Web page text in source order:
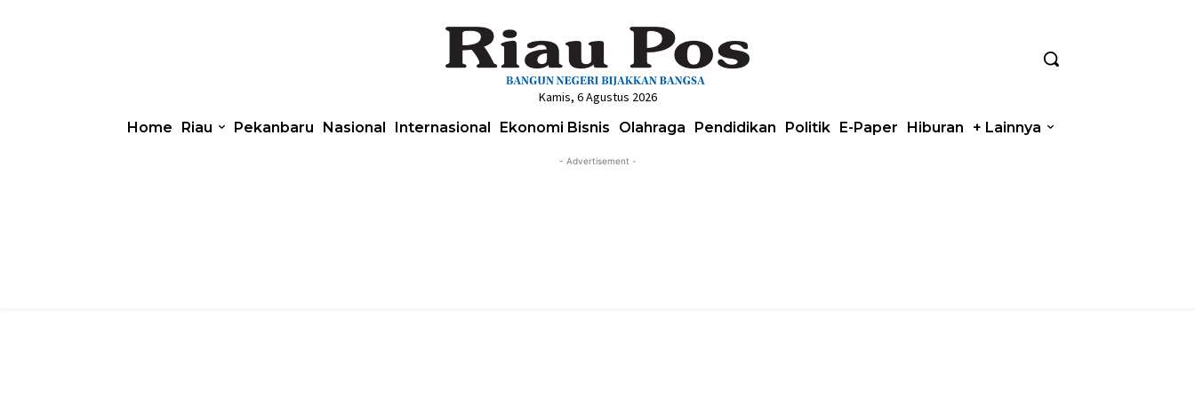
Kamis, 6 Agustus 2026
Home Riau Pekanbaru Nasional Internasional Ekonomi Bisnis Olahraga Pendidikan Politik E-Paper Hiburan + Lainnya
- Advertisement -